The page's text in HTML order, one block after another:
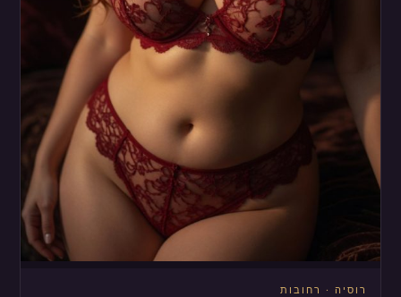
רוסיה · רחובות